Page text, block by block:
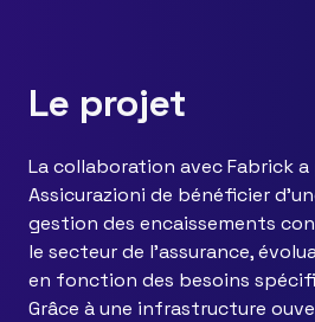
Le projet
La collaboration avec Fabrick a
Assicurazioni de bénéficier
gestion des encaissements
le secteur de l’assurance,
en fonction des besoins
Grâce à une infrastructure